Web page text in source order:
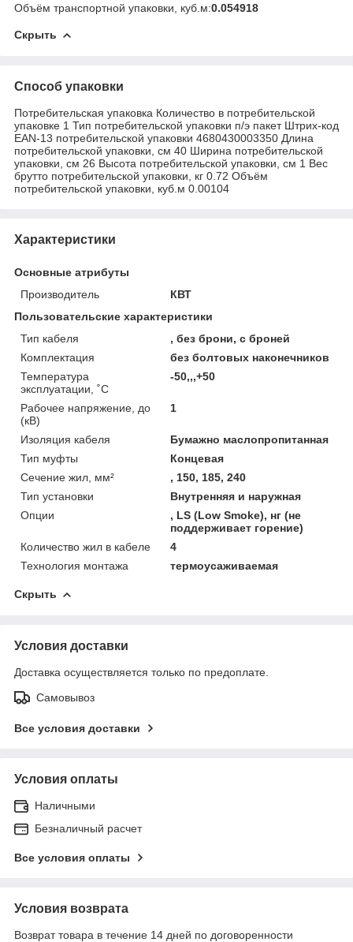
Объём транспортной упаковки, куб.м:0.054918
Скрыть
Способ упаковки
Потребительская упаковка Количество в потребительской
упаковке 1 Тип потребительской упаковки п/э пакет Штрих-код
EAN-13 потребительской упаковки 4680430003350 Длина
потребительской упаковки, см 40 Ширина потребительской
упаковки, см 26 Высота потребительской упаковки, см 1 Вес
брутто потребительской упаковки, кг 0.72 Объём
потребительской упаковки, куб.м 0.00104
Характеристики
Основные атрибуты
Производитель
КВТ
Пользовательские характеристики
Тип кабеля
, без брони, с броней
Комплектация
без болтовых наконечников
Температура
эксплуатации, ˚С
-50,,,+50
Рабочее напряжение, до
(кВ)
1
Изоляция кабеля
Бумажно маслопропитанная
Тип муфты
Концевая
Сечение жил, мм²
, 150, 185, 240
Тип установки
Внутренняя и наружная
Опции
, LS (Low Smoke), нг (не
поддерживает горение)
Количество жил в кабеле
4
Технология монтажа
термоусаживаемая
Скрыть
Условия доставки
Доставка осуществляется только по предоплате.
Самовывоз
Все условия доставки
Условия оплаты
Наличными
Безналичный расчет
Все условия оплаты
Условия возврата
Возврат товара в течение 14 дней по договоренности